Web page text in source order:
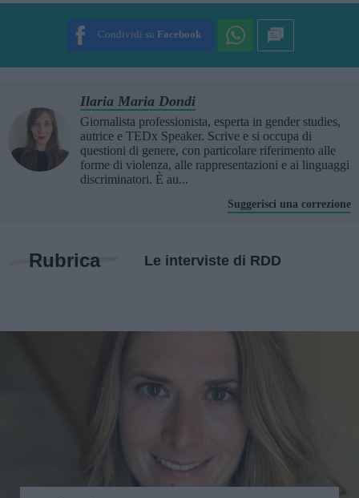
SUBMIT RATING
Condividi su Facebook
Ilaria Maria Dondi
Giornalista professionista, esperta in gender studies,
autrice e TEDx Speaker. Scrive e si occupa di
questioni di genere, con particolare riferimento alle
forme di violenza, alle rappresentazioni e ai linguaggi
discriminatori. È au...
Suggerisci una correzione
Rubrica Le interviste di RDD